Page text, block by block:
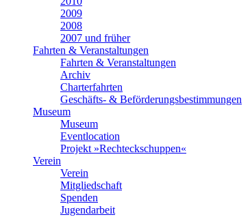
2009
2008
2007 und früher
Fahrten & Veranstaltungen
Fahrten & Veranstaltungen
Archiv
Charterfahrten
Geschäfts- & Beförderungsbestimmungen
Museum
Museum
Eventlocation
Projekt »Rechteckschuppen«
Verein
Verein
Mitgliedschaft
Spenden
Jugendarbeit